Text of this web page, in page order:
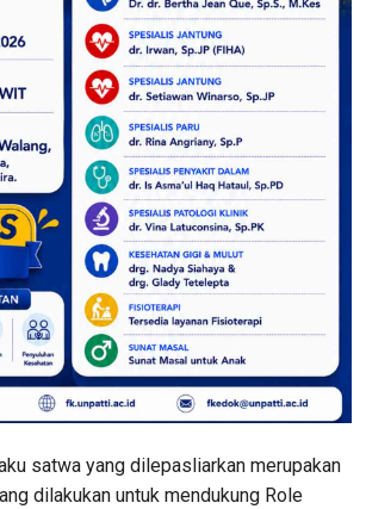
satwa yang dilepasliarkan merupakan
dilakukan untuk mendukung Role